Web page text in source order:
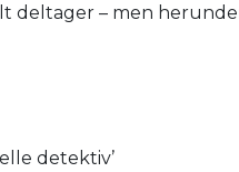
deltager – men
detektiv’